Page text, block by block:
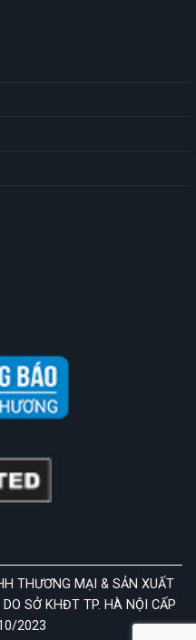
THƯƠNG MẠI & SẢN XUẤT
SỞ KHĐT TP. HÀ NỘI CẤP
2023